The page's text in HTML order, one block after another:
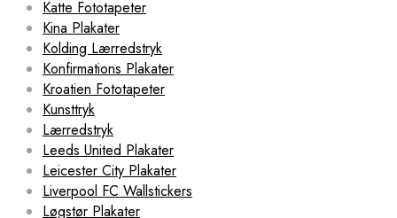
Katte Fototapeter
Kina Plakater
Kolding Lærredstryk
Konfirmations Plakater
Kroatien Fototapeter
Kunsttryk
Lærredstryk
Leeds United Plakater
Leicester City Plakater
Liverpool FC Wallstickers
Løgstør Plakater